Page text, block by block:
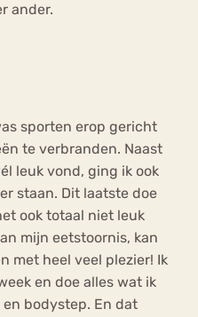
ander.
sporten erop gericht
te verbranden. Naast
leuk vond, ging ik ook
staan. Dit laatste doe
ook totaal niet leuk
mijn eetstoornis, kan
met heel veel plezier! Ik
en doe alles wat ik
bodystep. En dat